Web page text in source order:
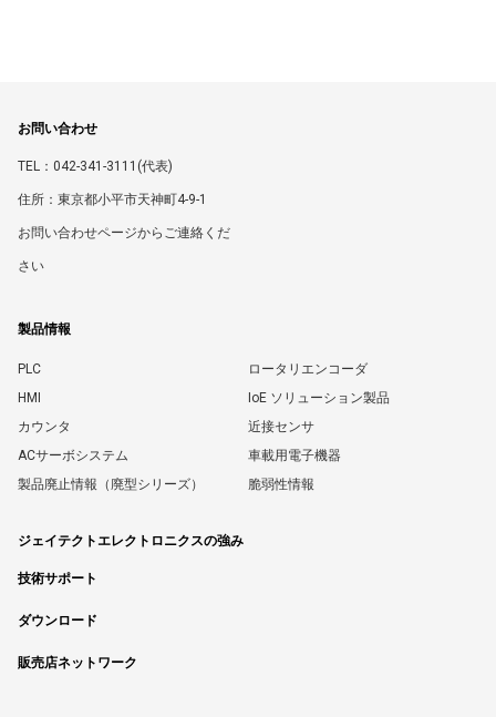
お問い合わせ
TEL：042-341-3111(代表)
住所：東京都小平市天神町4-9-1
お問い合わせページからご連絡くだ
さい
製品情報
PLC
ロータリエンコーダ
HMI
IoE ソリューション製品
カウンタ
近接センサ
ACサーボシステム
車載用電子機器
製品廃止情報（廃型シリーズ）
脆弱性情報
ジェイテクトエレクトロニクスの強み
技術サポート
ダウンロード
販売店ネットワーク